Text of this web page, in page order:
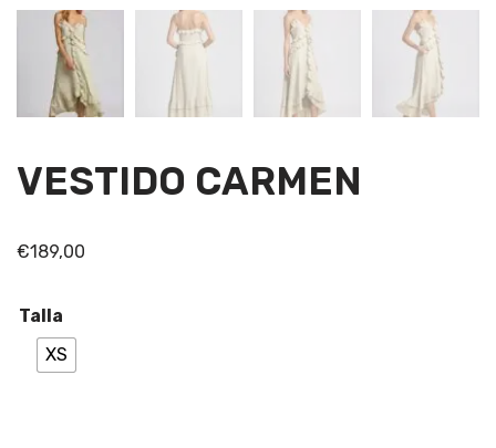
VESTIDO CARMEN
€189,00
Talla
XS